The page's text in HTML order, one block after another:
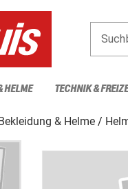
HELME TECHNIK &
& Helme